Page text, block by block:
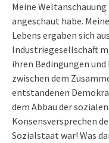
Meine
angeschaut habe.
Lebens ergaben sich
Industriegesellschaft
ihren Bedingungen
zwischen dem
entstandenen
dem Abbau der
Konsensversprechen
Sozialstaat war! Was